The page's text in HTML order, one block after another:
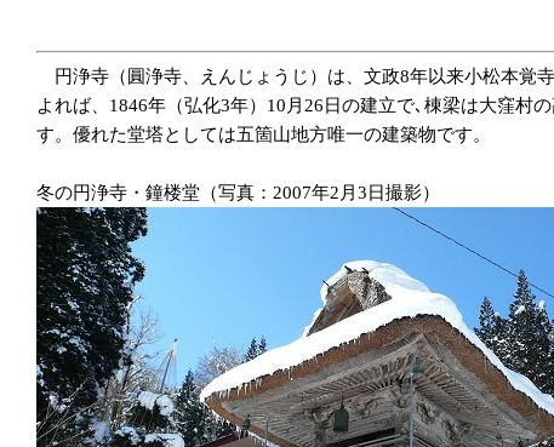
円浄寺（圓浄寺、えんじょうじ）は、文政8年以来小松本覚
よれば、1846年（弘化3年）10月26日の建立で､棟梁は大窪村
す。優れた堂塔としては五箇山地方唯一の建築物です。
冬の円浄寺・鐘楼堂（写真：2007年2月3日撮影）